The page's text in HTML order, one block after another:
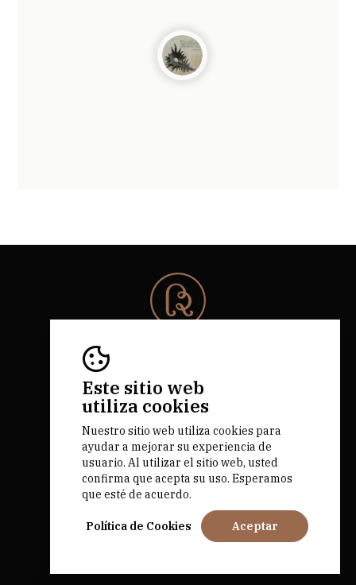
Este sitio web
utiliza cookies
Nuestro sitio web utiliza cookies para
ayudar a mejorar su experiencia de
usuario. Al utilizar el sitio web, usted
confirma que acepta su uso. Esperamos
que esté de acuerdo.
Política de Cookies Aceptar
Todos los derechos reservados.
RNAAT 684/2019.
by M&ADigital
Fundado por